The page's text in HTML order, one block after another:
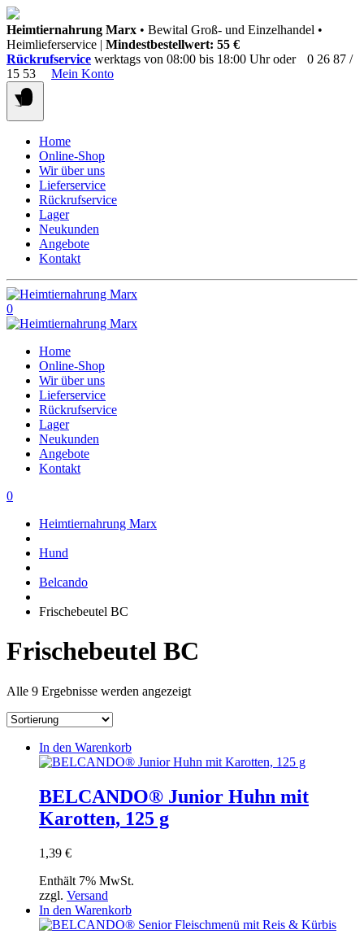
Springen
Sie
zum
Inhalt
Heimtiernahrung Marx • Bewital Groß- und Einzelhandel •
Heimlieferservice | Mindestbestellwert: 55 €
Rückrufservice werktags von 08:00 bis 18:00 Uhr oder
0 26 87 /
15 53
Mein Konto
Home
Online-Shop
Wir über uns
Lieferservice
Rückrufservice
Lager
Neukunden
Angebote
Kontakt
0
Home
Online-Shop
Wir über uns
Lieferservice
Rückrufservice
Lager
Neukunden
Angebote
Kontakt
0
Heimtiernahrung Marx
Hund
Belcando
Frischebeutel BC
Frischebeutel BC
Alle 9 Ergebnisse werden angezeigt
In den Warenkorb
BELCANDO® Junior Huhn mit
Karotten, 125 g
1,39 €
Enthält 7% MwSt.
zzgl. Versand
In den Warenkorb